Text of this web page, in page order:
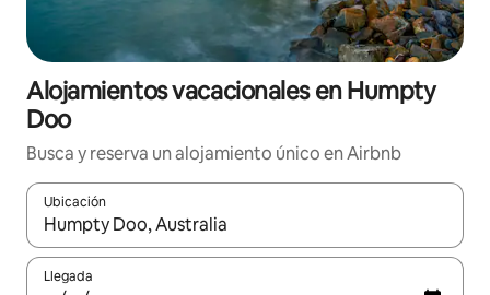
Alojamientos vacacionales en Humpty
Doo
Busca y reserva un alojamiento único en Airbnb
Ubicación
Cuando los resultados estén disponibles, podrás navegar
Llegada